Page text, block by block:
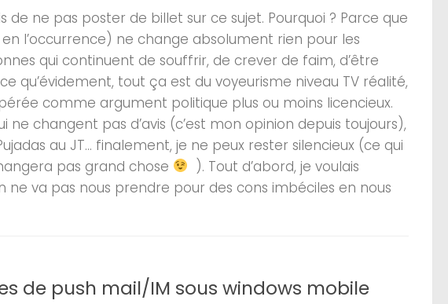
de ne pas poster de billet sur ce sujet. Pourquoi ? Parce que
l’occurrence) ne change absolument rien pour les
qui continuent de souffrir, de crever de faim, d’être
qu’évidement, tout ça est du voyeurisme niveau TV réalité,
comme argument politique plus ou moins licencieux.
ne changent pas d’avis (c’est mon opinion depuis toujours),
au JT… finalement, je ne peux rester silencieux (ce qui
pas grand chose
). Tout d’abord, je voulais
ne va pas nous prendre pour des cons imbéciles en nous
de push mail/IM sous windows mobile